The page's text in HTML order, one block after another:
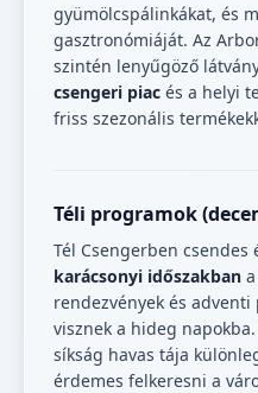
gyümölcspálinkákat, és
gasztronómiáját. Az
szintén lenyűgöző
csengeri piac és a helyi
friss szezonális
Téli programok
Tél Csengerben csendes
karácsonyi időszakban
rendezvények és
visznek a hideg
síkság havas tája
érdemes felkeresni a